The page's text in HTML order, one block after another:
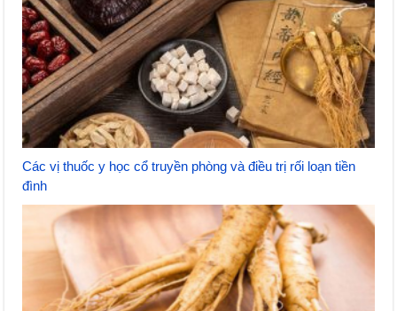
Các vị thuốc y học cổ truyền phòng và điều trị rối loạn tiền
đình